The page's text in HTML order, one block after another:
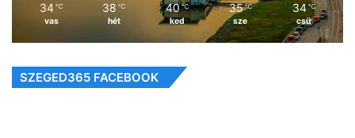
34 ℃
vas
38 ℃
hét
40 ℃
ked
35 ℃
sze
34 ℃
csü
SZEGED365 FACEBOOK